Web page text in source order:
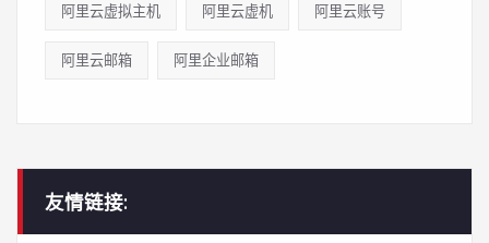
阿里云虚拟主机 阿里云虚机 阿里云账号
阿里云邮箱 阿里企业邮箱
友情链接: